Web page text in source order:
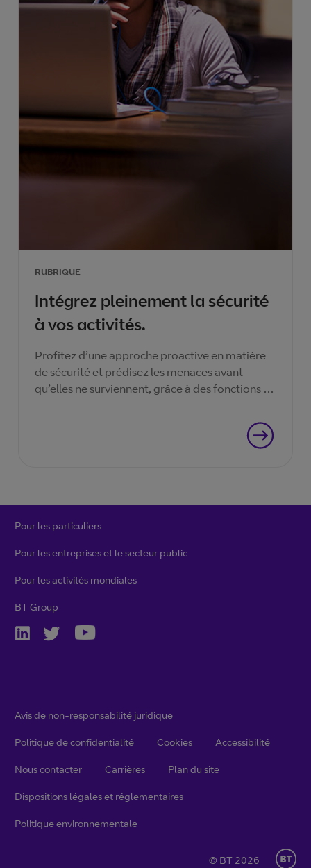
RUBRIQUE
Intégrez pleinement la sécurité
à vos activités.
Profitez d’une approche proactive en matière
de sécurité et prédisez les menaces avant
qu’elles ne surviennent, grâce à des fonctions de
Pour les particuliers
Pour les entreprises et le secteur public
Pour les activités mondiales
BT Group
Avis de non-responsabilité juridique
Politique de confidentialité Cookies Accessibilité
Nous contacter Carrières Plan du site
Dispositions légales et réglementaires
Politique environnementale
© BT 2026